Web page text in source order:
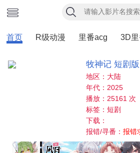
首页 R级动漫 里番acg 3D里
牧神记 短剧版
地区：大陆
年代：2025
播放：25161 次
标签：短剧
下载：
报错/寻番：报错